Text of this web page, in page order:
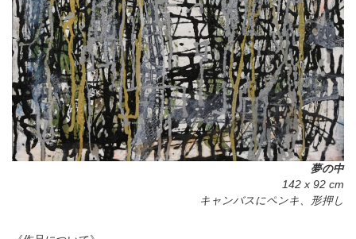
夢の中
142 x 92 cm
キャンバスにペンキ、形押し